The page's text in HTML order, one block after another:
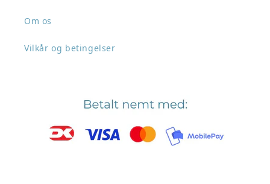
Om os
Vilkår og betingelser